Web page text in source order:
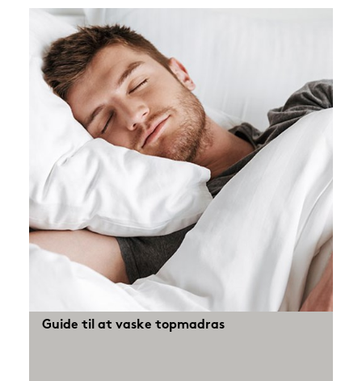
Guide til at vaske topmadras